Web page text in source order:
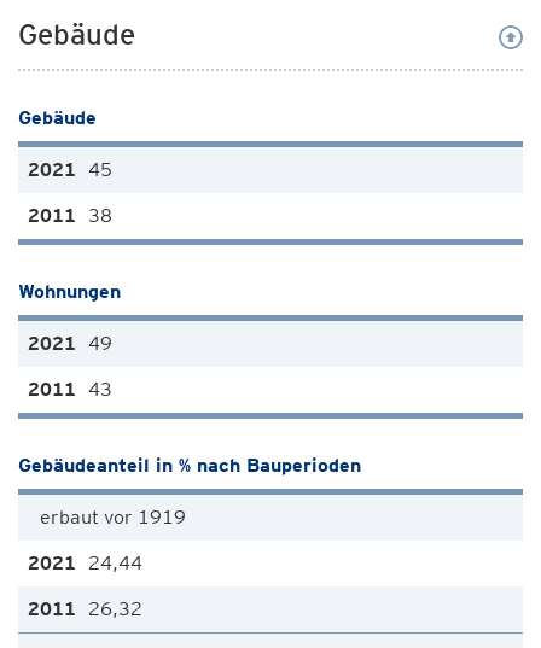
Gebäude
Gebäude
45
38
Wohnungen
49
43
Gebäudeanteil in % nach Bauperioden
erbaut vor 1919
24,44
26,32